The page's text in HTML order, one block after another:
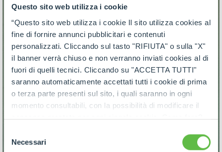
Questo sito web utilizza i cookie
“Questo sito web utilizza i cookie Il sito utilizza cookies al
fine di fornire annunci pubblicitari e contenuti
personalizzati. Cliccando sul tasto "RIFIUTA" o sulla "X"
il banner verrà chiuso e non verranno inviati cookies al di
fuori di quelli tecnici. Cliccando su "ACCETTA TUTTI"
saranno automaticamente accettati tutti i cookie di prima
o terza parte presenti sul sito, i quali saranno in ogni
momento consultabili, con la possibilità di modificare il
consenso prestato per ogni singolo cookie. Come fare?
ogni pagina, selezionare "Modifichi il suo consenso" e
delNecessari